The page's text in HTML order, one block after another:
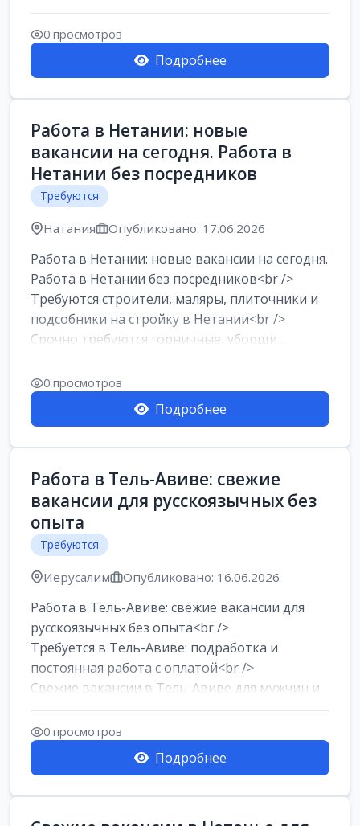
0 просмотров
Подробнее
Работа в Нетании: новые
вакансии на сегодня. Работа в
Нетании без посредников
Требуются
Натания Опубликовано: 17.06.2026
Работа в Нетании: новые вакансии на сегодня.
Работа в Нетании без посредников<br />
Требуются строители, маляры, плиточники и
подсобники на стройку в Нетании<br />
Срочно требуются горничные, уборщи...
0 просмотров
Подробнее
Работа в Тель-Авиве: свежие
вакансии для русскоязычных без
опыта
Требуются
Иерусалим Опубликовано: 16.06.2026
Работа в Тель-Авиве: свежие вакансии для
русскоязычных без опыта<br />
Требуется в Тель-Авиве: подработка и
постоянная работа с оплатой<br />
Свежие вакансии в Тель-Авиве для мужчин и
женщин от хозя...
0 просмотров
Подробнее